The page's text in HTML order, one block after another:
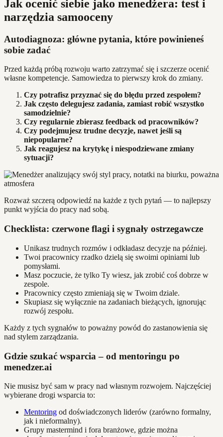
Jak ocenić siebie jako menedżera: test i
narzędzia samooceny
Autodiagnoza: główne pytania, które powinieneś
sobie zadać
Przed każdą próbą rozwoju warto zatrzymać się i szczerze ocenić
własne kompetencje. Samowiedza to pierwszy krok do zmiany.
Czy potrafisz przyznać się do błędu przed zespołem?
Jak często delegujesz zadania, zamiast robić wszystko
samodzielnie?
Czy regularnie zbierasz feedback od pracowników?
Czy podejmujesz trudne decyzje, nawet jeśli są
niepopularne?
Jak reagujesz na krytykę i niespodziewane zmiany
sytuacji?
Rozważ szczerą odpowiedź na każde z tych pytań — to najlepszy
punkt wyjścia do pracy nad sobą.
Checklista: czerwone flagi i sygnały ostrzegawcze
Unikasz trudnych rozmów i odkładasz decyzje na później.
Twoi pracownicy rzadko dzielą się swoimi opiniami lub
pomysłami.
Masz poczucie, że tylko Ty wiesz, jak zrobić coś dobrze w
zespole.
Pracownicy często zmieniają się w Twoim dziale.
Skupiasz się wyłącznie na zadaniach bieżących, ignorując
rozwój zespołu.
Każdy z tych sygnałów to poważny powód do zastanowienia się
nad stylem zarządzania.
Gdzie szukać wsparcia – od mentoringu po
menedzer.ai
Nie musisz być sam w pracy nad własnym rozwojem. Najczęściej
wybierane drogi wsparcia to:
Mentoring od doświadczonych liderów (zarówno formalny,
jak i nieformalny).
Grupy mastermind i fora branżowe, gdzie można